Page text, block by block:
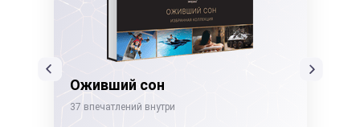
Оживший сон
37 впечатлений внутри